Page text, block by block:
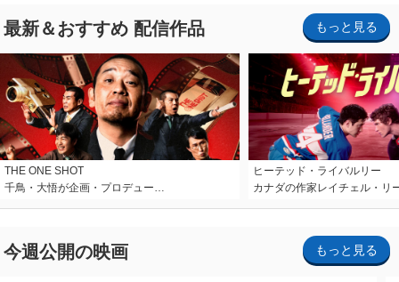
最新＆おすすめ 配信作品 もっと見る
THE ONE SHOT
千鳥・大悟が企画・プロデュー…
ヒーテッド・ライバルリー
カナダの作家レイチェル・リ
今週公開の映画 もっと見る